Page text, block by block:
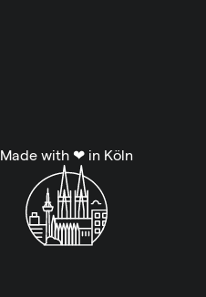
Made with ❤ in Köln